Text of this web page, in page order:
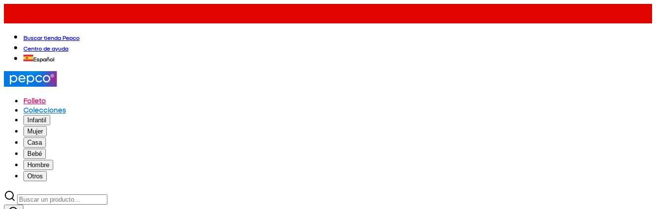
Buscar tienda Pepco
Centro de ayuda
Español
Folleto
Colecciones
Infantil
Mujer
Casa
Bebé
Hombre
Otros